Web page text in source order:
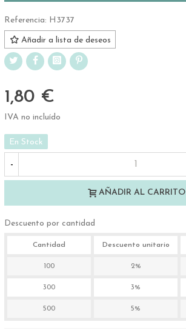
Referencia: H3737
Añadir a lista de deseos
1,80 €
IVA no incluído
En Stock
-
AÑADIR AL CARRITO
Descuento por cantidad
Cantidad Descuento unitario
100 2%
300 3%
500 5%